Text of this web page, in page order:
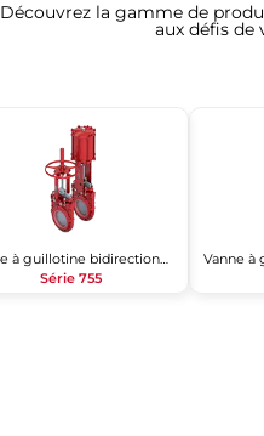
Découvrez la gamme de
aux défis de
Vanne à guillotine bidirectionnelle
Série 755